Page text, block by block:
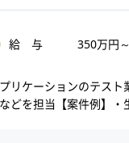
給 与 350万円～
リケーションのテス
どを担当【案件例】・